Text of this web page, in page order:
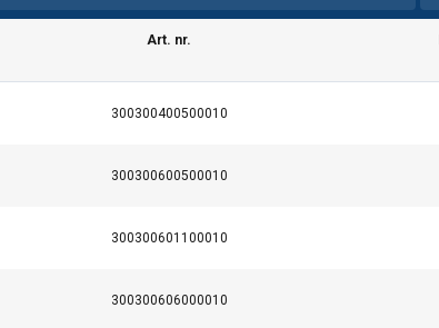
Art. nr.
300300400500010
300300600500010
300300601100010
300300606000010